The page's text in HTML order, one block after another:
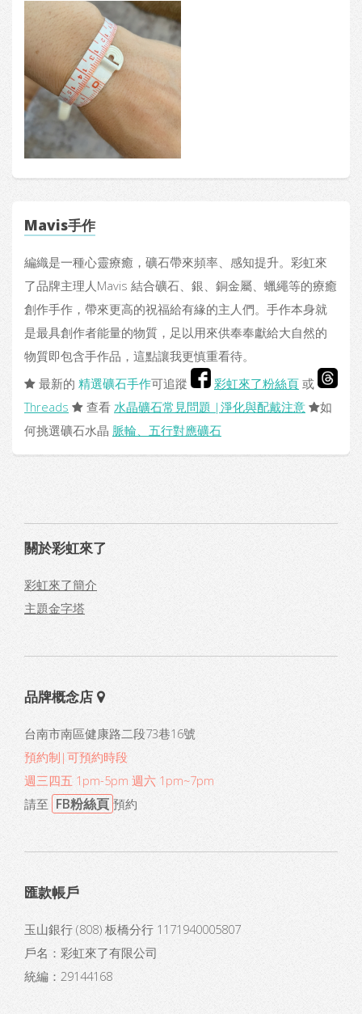
Mavis手作
編織是一種心靈療癒，礦石帶來頻率、感知提升。彩虹來
了品牌主理人Mavis 結合礦石、銀、銅金屬、蠟繩等的療癒
創作手作，帶來更高的祝福給有緣的主人們。手作本身就
是最具創作者能量的物質，足以用來供奉奉獻給大自然的
物質即包含手作品，這點讓我更慎重看待。
最新的 精選礦石手作可追蹤 彩虹來了粉絲頁 或
Threads
查看 水晶礦石常見問題 |淨化與配戴注意
如
何挑選礦石水晶 脈輪、五行對應礦石
關於彩虹來了
彩虹來了簡介
主題金字塔
品牌概念店
台南市南區健康路二段73巷16號
預約制|可預約時段
週三四五 1pm-5pm 週六 1pm~7pm
請至 FB粉絲頁 預約
匯款帳戶
玉山銀行 (808) 板橋分行 1171940005807
戶名：彩虹來了有限公司
統編：29144168